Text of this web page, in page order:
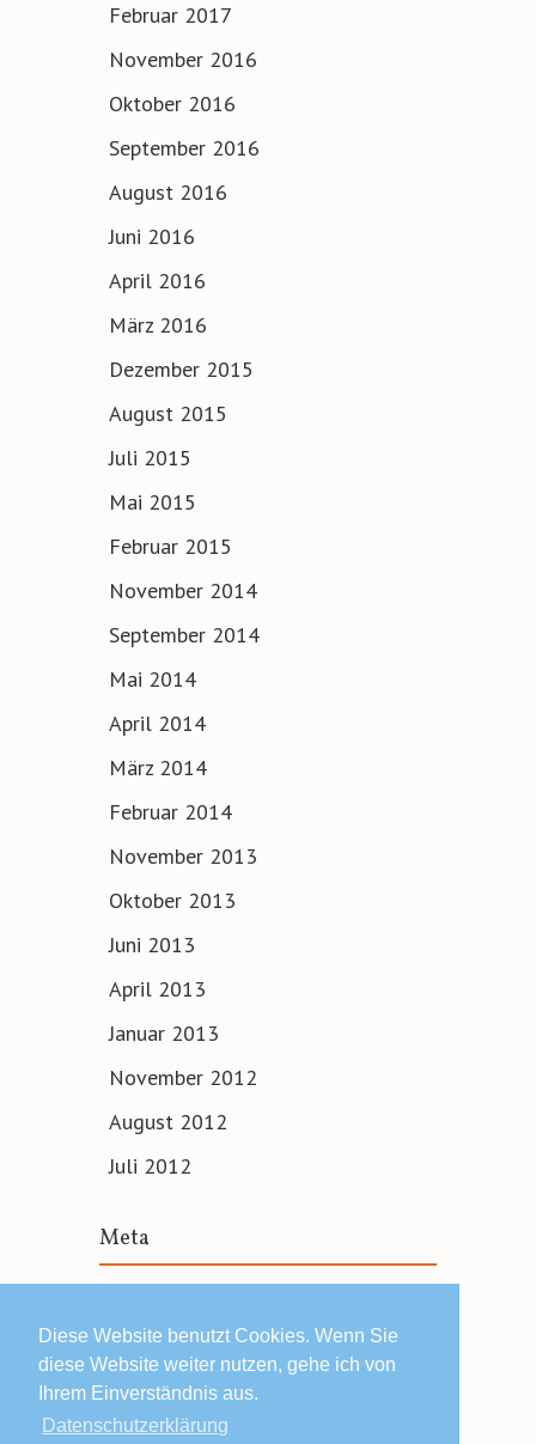
Diese Website benutzt Cookies. Wenn Sie
diese Website weiter nutzen, gehe ich von
Ihrem Einverständnis aus.
Datenschutzerklärung
Februar 2017
November 2016
Oktober 2016
September 2016
August 2016
Juni 2016
April 2016
März 2016
Dezember 2015
August 2015
Juli 2015
Mai 2015
Februar 2015
November 2014
September 2014
Mai 2014
April 2014
März 2014
Februar 2014
November 2013
Oktober 2013
Juni 2013
April 2013
Januar 2013
November 2012
August 2012
Juli 2012
Meta